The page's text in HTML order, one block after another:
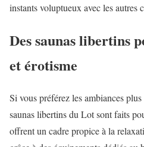
instants voluptueux avec les autres
Des saunas libertins
et érotisme
Si vous préférez les ambiances
saunas libertins du Lot sont faits
offrent un cadre propice à la